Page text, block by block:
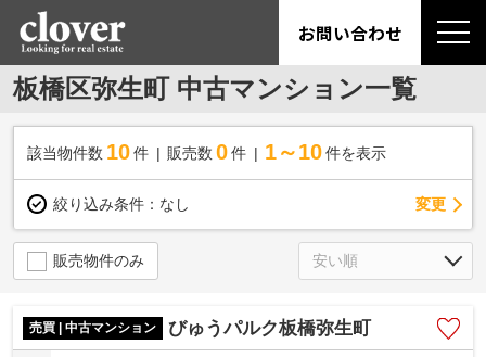
お問い合わせ
板橋区弥生町 中古マンション一覧
該当物件数 10件 販売数 0 件 1～10 件を表示
絞り込み条件： なし 変更
販売物件のみ
売買 | 中古マンション びゅうパルク板橋弥生町